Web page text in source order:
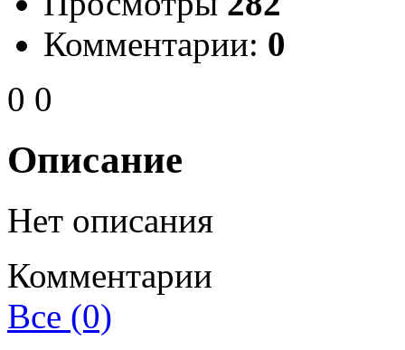
Комментарии: 0
0 0
Описание
Нет описания
Комментарии
Все (0)